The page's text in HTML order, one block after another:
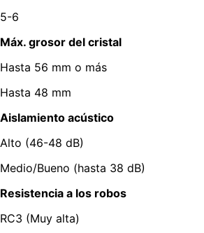
5-6
Máx. grosor del cristal
Hasta 56 mm o más
Hasta 48 mm
Aislamiento acústico
Alto (46-48 dB)
Medio/Bueno (hasta 38 dB)
Resistencia a los robos
RC3 (Muy alta)